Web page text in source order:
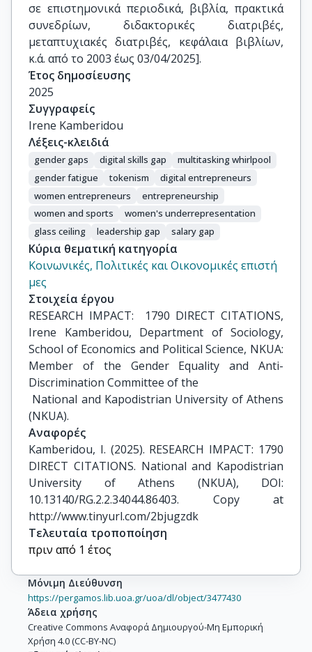
σε επιστημονικά περιοδικά, βιβλία, πρακτικά
συνεδρίων, διδακτορικές διατριβές,
μεταπτυχιακές διατριβές, κεφάλαια βιβλίων,
κ.ά. από το 2003 έως 03/04/2025].
Έτος δημοσίευσης
2025
Συγγραφείς
Irene Kamberidou
Λέξεις-κλειδιά
gender gaps digital skills gap
multitasking whirlpool
gender fatigue
tokenism
digital entrepreneurs
women entrepreneurs
entrepreneurship
women and sports
women's underrepresentation
glass ceiling
leadership gap salary gap
Κύρια θεματική κατηγορία
Κοινωνικές, Πολιτικές και Οικονομικές επιστή
μες
Στοιχεία έργου
RESEARCH IMPACT:  1790 DIRECT CITATIONS,
Irene Kamberidou, Department of Sociology,
School of Economics and Political Science, NKUA:
Member of the Gender Equality and Anti-
Discrimination Committee of the
(NKUA).
Αναφορές
Kamberidou, I. (2025). RESEARCH IMPACT: 1790
DIRECT CITATIONS. National and Kapodistrian
University of Athens (NKUA), DOI:
10.13140/RG.2.2.34044.86403. Copy at
http://www.tinyurl.com/2bjugzdk
Τελευταία τροποποίηση
πριν από 1 έτος
Μόνιμη Διεύθυνση
https://pergamos.lib.uoa.gr/uoa/dl/object/3477430
Άδεια χρήσης
Creative Commons Αναφορά Δημιουργού-Μη Εμπορική
Χρήση 4.0 (CC-BY-NC)